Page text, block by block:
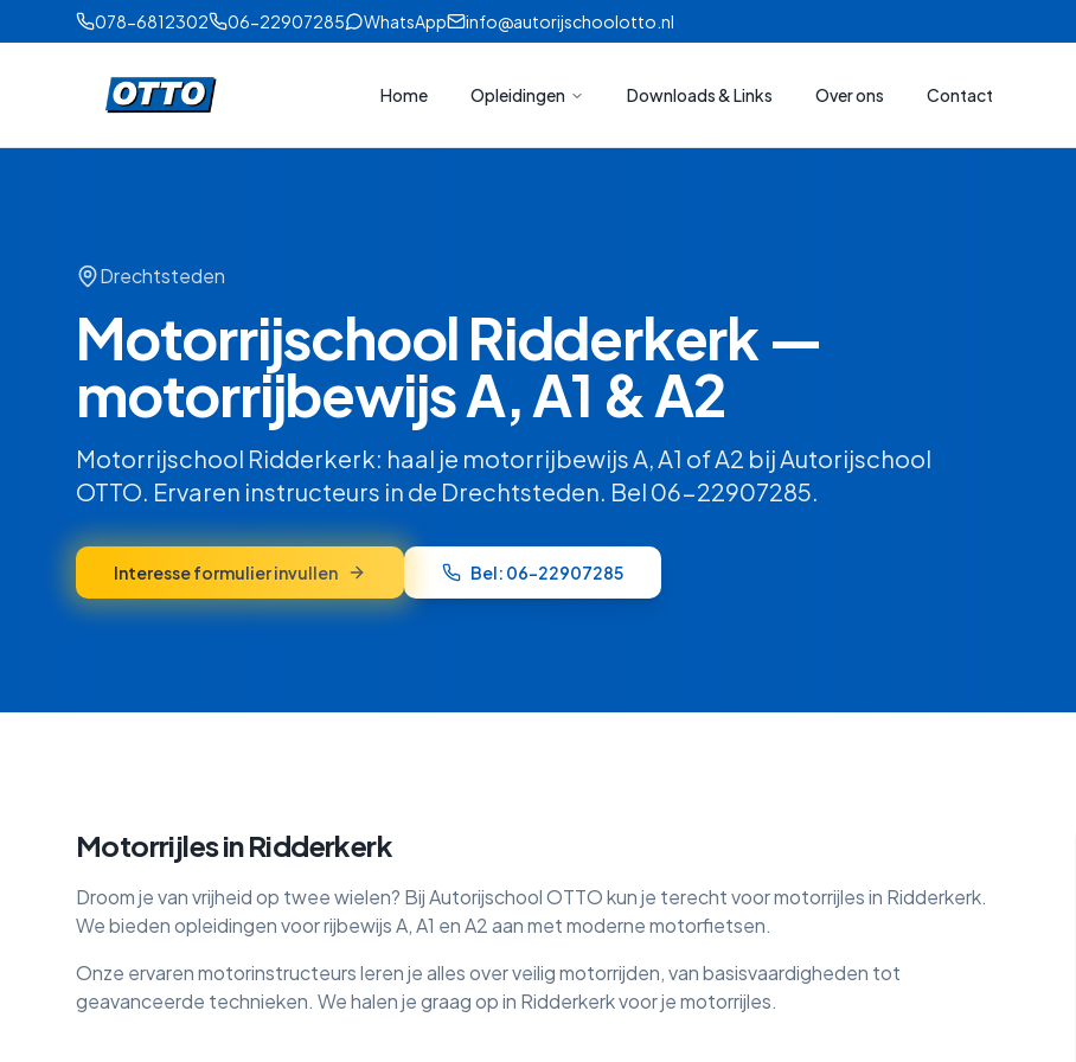
078-6812302 06-22907285 WhatsApp info@autorijschoolotto.nl
Home Opleidingen Downloads & Links Over ons Contact
Drechtsteden
Motorrijschool Ridderkerk —
motorrijbewijs A, A1 & A2
Motorrijschool Ridderkerk: haal je motorrijbewijs A, A1 of A2 bij Autorijschool
OTTO. Ervaren instructeurs in de Drechtsteden. Bel 06-22907285.
Interesse formulier invullen Bel: 06-22907285
Motorrijles inRidderkerk
Droom je van vrijheid op twee wielen? Bij Autorijschool OTTO kun je terecht voor motorrijles in Ridderkerk.
We bieden opleidingen voor rijbewijs A, A1 en A2 aan met moderne motorfietsen.
Onze ervaren motorinstructeurs leren je alles over veilig motorrijden, van basisvaardigheden tot
geavanceerde technieken. We halen je graag op in Ridderkerkvoor je motorrijles.